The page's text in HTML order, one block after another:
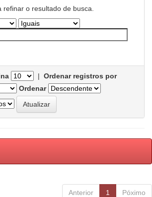
refinar o resultado de busca.
| Ordenar registros por
Ordenar
Anterior 1 Póximo